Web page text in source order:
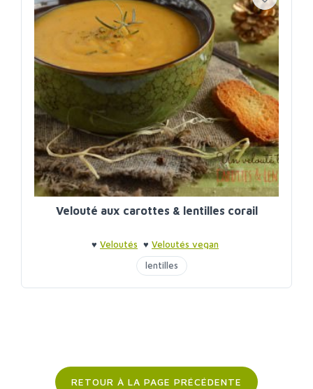
Velouté aux carottes & lentilles corail
♥ Veloutés ♥ Veloutés vegan
lentilles
RETOUR À LA PAGE PRÉCÉDENTE